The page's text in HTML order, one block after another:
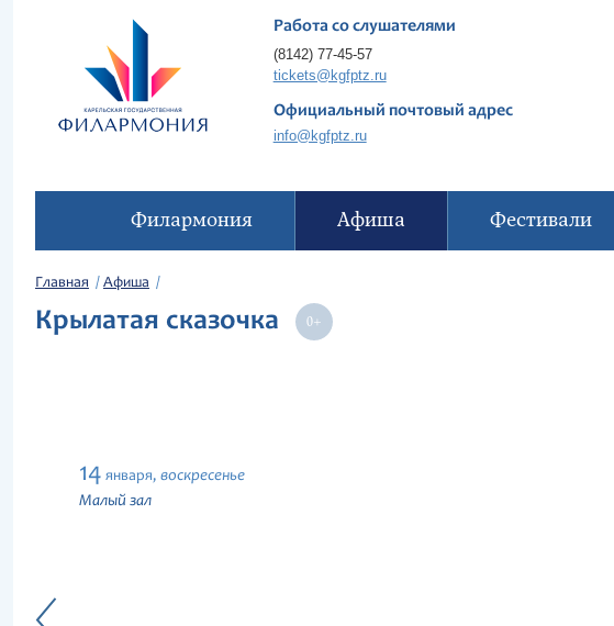
Работа со слушателями
(8142) 77-45-57
tickets@kgfptz.ru
Официальный почтовый адрес
info@kgfptz.ru
Филармония Афиша Фестивали
Главная Афиша
Крылатая сказочка
14 января, воскресенье
Малый зал